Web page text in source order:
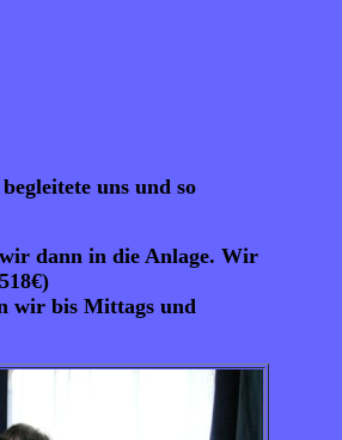
uns und so
dann in die Anlage. Wir
wir bis Mittags und